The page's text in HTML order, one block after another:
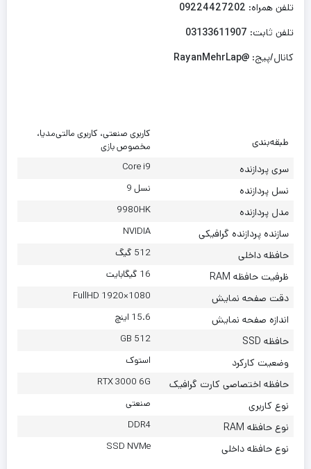
تلفن همراه: 09224427202
تلفن ثابت: 03133611907
کانال/پیج: @RayanMehrLap
طبقه‌بندی
کاربری صنعتی، کاربری مالتی‌مدیا،
مخصوص بازی
سری پردازنده Core i9
نسل پردازنده نسل 9
مدل پردازنده 9980HK
سازنده پردازنده گرافیکی NVIDIA
حافظه داخلی 512 گیگ
ظرفیت حافظه RAM 16 گیگابایت
دقت صفحه نمایش 1080×1920 FullHD
اندازه صفحه نمایش 15.6 اینچ
حافظه SSD 512 GB
وضعیت کارکرد استوک
حافظه اختصاصی کارت گرافیک RTX 3000 6G
نوع کاربری صنعتی
نوع حافظه RAM DDR4
نوع حافظه داخلی SSD NVMe